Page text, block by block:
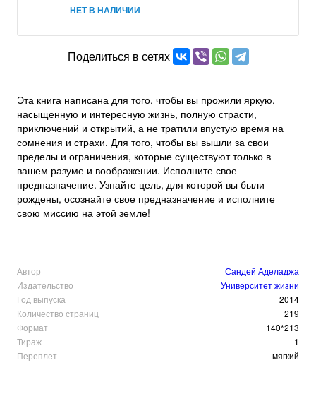
НЕТ В НАЛИЧИИ
Поделиться в сетях
Эта книга написана для того, чтобы вы прожили яркую,
насыщенную и интересную жизнь, полную страсти,
приключений и открытий, а не тратили впустую время на
сомнения и страхи. Для того, чтобы вы вышли за свои
пределы и ограничения, которые существуют только в
вашем разуме и воображении. Исполните свое
предназначение. Узнайте цель, для которой вы были
рождены, осознайте свое предназначение и исполните
свою миссию на этой земле!
Автор
Сандей Аделаджа
Издательство
Университет жизни
Год выпуска
2014
Количество страниц
219
Формат
140*213
Тираж
1
Переплет
мягкий